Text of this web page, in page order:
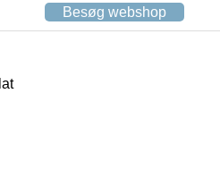
Besøg webshop